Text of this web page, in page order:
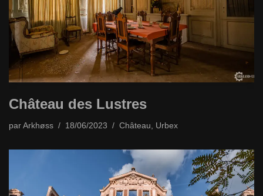
Château des Lustres
par Arkhøss 18/06/2023 Château Urbex